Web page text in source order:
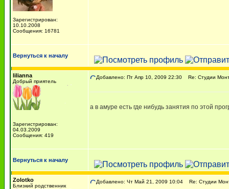
Зарегистрирован:
10.10.2008
Сообщения: 16781
Вернуться к началу
lilianna
Добрый приятель
Зарегистрирован:
04.03.2009
Сообщения: 419
Добавлено: Пт Апр 10, 2009 22:30 Re: Студии
а в амуре есть где нибудь занятия по этой
Вернуться к началу
Zolotko
Близкий родственник
Добавлено: Чт Май 21, 2009 10:04 Re: Студии